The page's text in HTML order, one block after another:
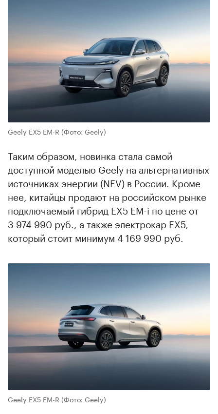
Geely EX5 EM-R (Фото: Geely)
Таким образом, новинка стала самой
доступной моделью Geely на альтернативных
источниках энергии (NEV) в России. Кроме
нее, китайцы продают на российском рынке
подключаемый гибрид EX5 EM-i по цене от
3 974 990 руб., а также электрокар EX5,
который стоит минимум 4 169 990 руб.
Geely EX5 EM-R (Фото: Geely)